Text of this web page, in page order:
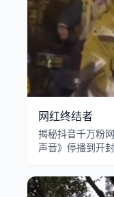
网红终结者
揭秘抖音千万粉
声音》停播到开